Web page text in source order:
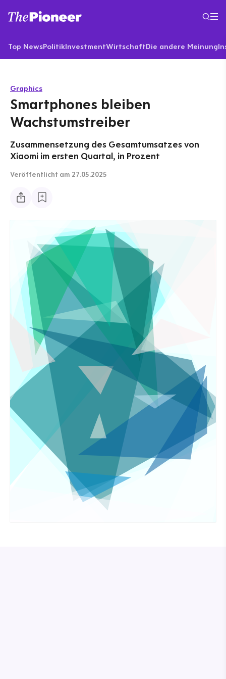
Top NewsPolitikInvestmentWirtschaftDie andere Meinung
Graphics
Smartphones bleiben
Wachstumstreiber
Zusammensetzung des Gesamtumsatzes von
Xiaomi im ersten Quartal, in Prozent
Veröffentlicht am 27.05.2025